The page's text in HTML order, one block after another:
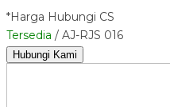
*Harga Hubungi CS
Tersedia / AJ-RJS 016
Hubungi Kami